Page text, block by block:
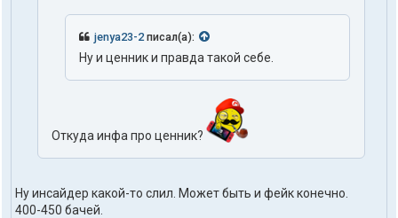
jenya23-2 писал(а):
Ну и ценник и правда такой себе.
Откуда инфа про ценник?
Ну инсайдер какой-то слил. Может быть и фейк конечно.
400-450 бачей.